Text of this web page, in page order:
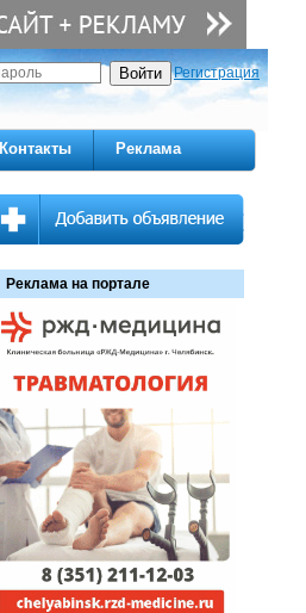
Регистрация
Контакты Реклама
Реклама на портале